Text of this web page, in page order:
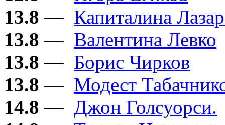
13.8 — Капиталина
13.8 — Валентина Левко
13.8 — Борис Чирков
13.8 — Модест
14.8 — Джон Голсуорси.